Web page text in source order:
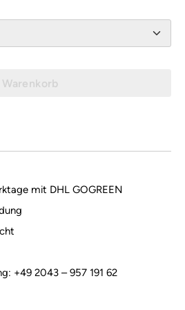
Warenkorb
mit DHL GOGREEN
+49 2043 – 957 191 62